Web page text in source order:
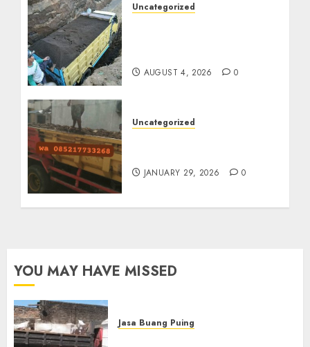
Uncategorized
AUGUST 4, 2026 0
Uncategorized
JANUARY 29, 2026 0
YOU MAY HAVE MISSED
Jasa Buang Puing